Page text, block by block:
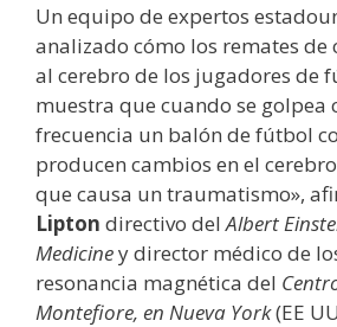
Un equipo de expertos
analizado cómo los remates de
al cerebro de los jugadores de
muestra que cuando se golpea
frecuencia un balón de fútbol
producen cambios en el
que causa un traumatismo»,
Lipton directivo delAlbert
Mediciney director médico de
resonancia magnética del
Montefiore, en Nueva York(EE